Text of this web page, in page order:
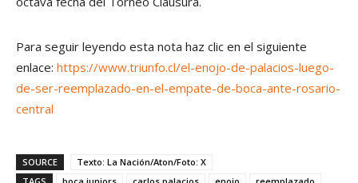
Para seguir leyendo esta nota haz clic en el siguiente
enlace: https://www.triunfo.cl/el-enojo-de-palacios-luego-
de-ser-reemplazado-en-el-empate-de-boca-ante-rosario-
central
SOURCE
Texto: La Nación/Aton/Foto: X